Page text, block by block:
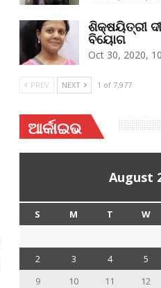
ଶିକ୍ଷୟିତ୍ରୀ
ବିୟୋଗ
Oct 30, 2020,
PREV NEXT 1 of 7,977
ଆର୍କାଇଭ
August
S M T W
2
3 4 5
9
10 11 12